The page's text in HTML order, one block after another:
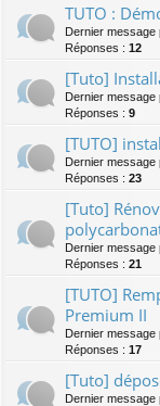
TUTO :
Dernier message
Réponses : 12
[Tuto]
Dernier message
Réponses : 9
[TUTO]
Dernier message
Réponses : 23
[Tuto]
Dernier message
Réponses : 21
[TUTO]
Premium II
Dernier message
Réponses : 17
[Tuto]
Dernier message